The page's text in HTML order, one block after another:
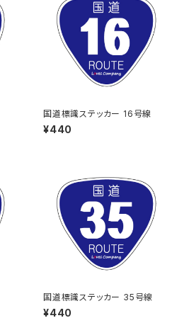
国道標識ステッカー 16号線
¥440
国道標識ステッカー 35号線
¥440